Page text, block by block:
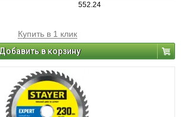
552.24
Купить в 1 клик
в корзину